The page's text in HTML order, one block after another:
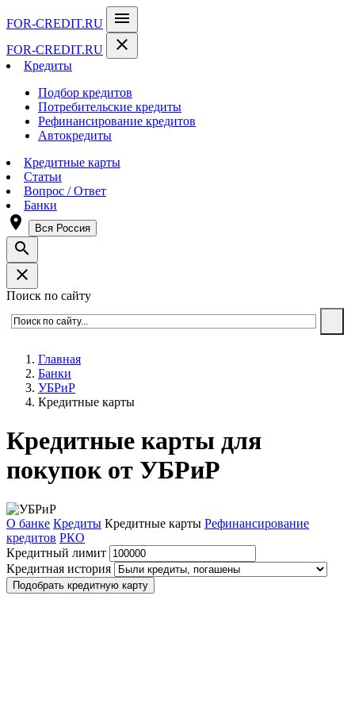
FOR-CREDIT.RU menu
FOR-CREDIT.RU close
Кредиты
Подбор кредитов
Потребительские кредиты
Рефинансирование кредитов
Автокредиты
Кредитные карты
Статьи
Вопрос / Ответ
Банки
room Вся Россия
search
close
Поиск по сайту
Главная
Банки
УБРиР
Кредитные карты
Кредитные карты для
покупок от УБРиР
О банке Кредиты Кредитные карты Рефинансирование
кредитов РКО
Кредитный лимит
Кредитная история
Подобрать кредитную карту